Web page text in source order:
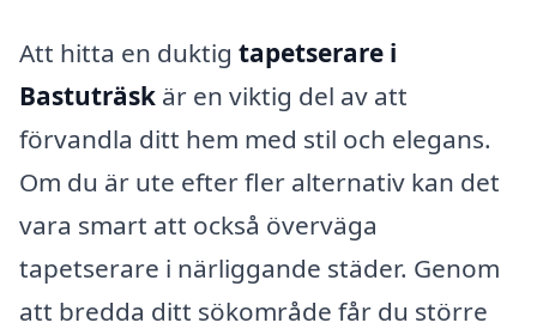
Att hitta en duktig tapetserare i
Bastuträsk är en viktig del av att
förvandla ditt hem med stil och elegans.
Om du är ute efter fler alternativ kan det
vara smart att också överväga
tapetserare i närliggande städer. Genom
att bredda ditt sökområde får du större